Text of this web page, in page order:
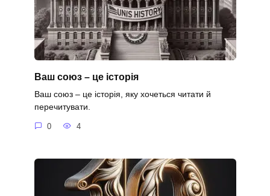
Ваш союз – це історія
Ваш союз – це історія, яку хочеться читати й
перечитувати.
0 4